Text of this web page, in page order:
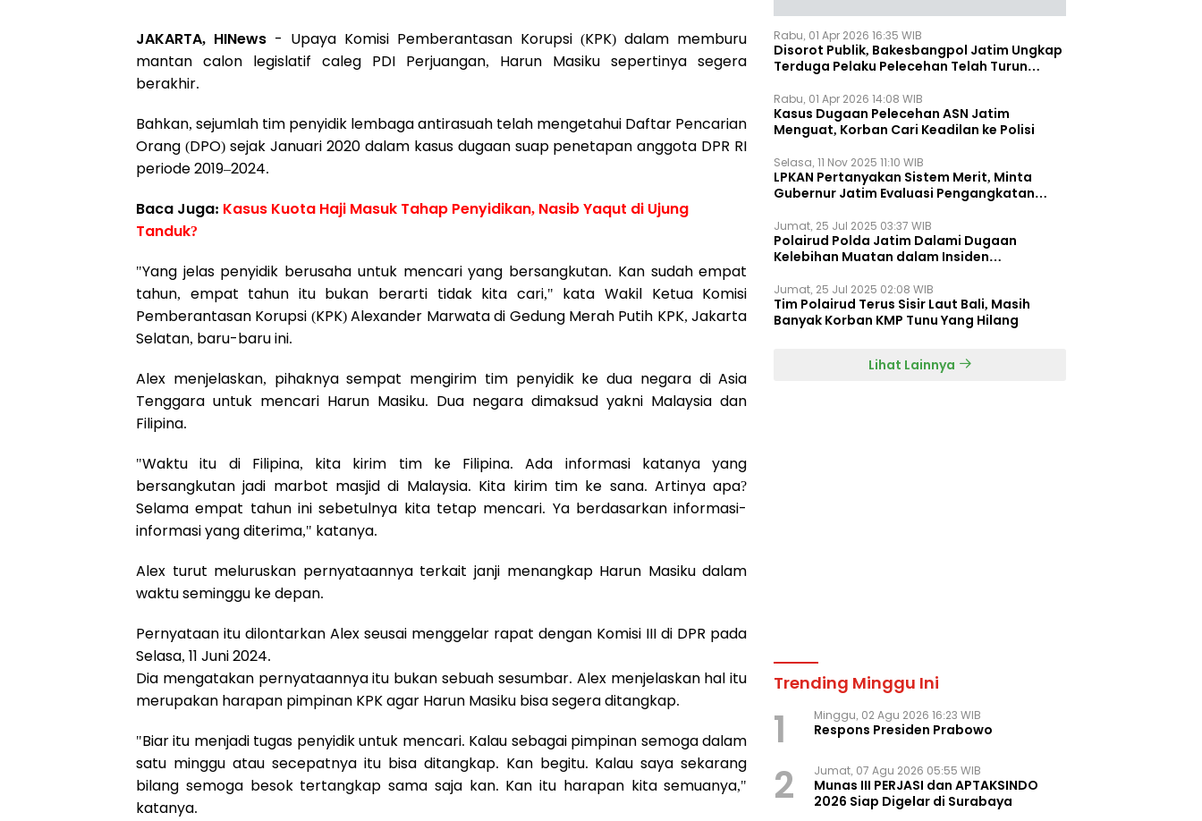
JAKARTA, HINews - Upaya Komisi Pemberantasan Korupsi (KPK) dalam memburu
mantan calon legislatif caleg PDI Perjuangan, Harun Masiku sepertinya segera
berakhir.
Bahkan, sejumlah tim penyidik lembaga antirasuah telah mengetahui Daftar Pencarian
Orang (DPO) sejak Januari 2020 dalam kasus dugaan suap penetapan anggota DPR RI
periode 2019–2024.
Baca Juga: Kasus Kuota Haji Masuk Tahap Penyidikan, Nasib Yaqut di Ujung
Tanduk?
"Yang jelas penyidik berusaha untuk mencari yang bersangkutan. Kan sudah empat
tahun, empat tahun itu bukan berarti tidak kita cari," kata Wakil Ketua Komisi
Pemberantasan Korupsi (KPK) Alexander Marwata di Gedung Merah Putih KPK, Jakarta
Selatan, baru-baru ini.
Alex menjelaskan, pihaknya sempat mengirim tim penyidik ke dua negara di Asia
Tenggara untuk mencari Harun Masiku. Dua negara dimaksud yakni Malaysia dan
Filipina.
"Waktu itu di Filipina, kita kirim tim ke Filipina. Ada informasi katanya yang
bersangkutan jadi marbot masjid di Malaysia. Kita kirim tim ke sana. Artinya apa?
Selama empat tahun ini sebetulnya kita tetap mencari. Ya berdasarkan informasi-
informasi yang diterima," katanya.
Alex turut meluruskan pernyataannya terkait janji menangkap Harun Masiku dalam
waktu seminggu ke depan.
Pernyataan itu dilontarkan Alex seusai menggelar rapat dengan Komisi III di DPR pada
Selasa, 11 Juni 2024.
Dia mengatakan pernyataannya itu bukan sebuah sesumbar. Alex menjelaskan hal itu
merupakan harapan pimpinan KPK agar Harun Masiku bisa segera ditangkap.
"Biar itu menjadi tugas penyidik untuk mencari. Kalau sebagai pimpinan semoga dalam
satu minggu atau secepatnya itu bisa ditangkap. Kan begitu. Kalau saya sekarang
bilang semoga besok tertangkap sama saja kan. Kan itu harapan kita semuanya,"
katanya.
Rabu, 01 Apr 2026 16:35 WIB
Disorot Publik, Bakesbangpol Jatim Ungkap
Terduga Pelaku Pelecehan Telah Turun
Rabu, 01 Apr 2026 14:08 WIB
Kasus Dugaan Pelecehan ASN Jatim
Menguat, Korban Cari Keadilan ke Polisi
Selasa, 11 Nov 2025 11:10 WIB
LPKAN Pertanyakan Sistem Merit, Minta
Gubernur Jatim Evaluasi Pengangkatan
Jumat, 25 Jul 2025 03:37 WIB
Polairud Polda Jatim Dalami Dugaan
Kelebihan Muatan dalam Insiden
Jumat, 25 Jul 2025 02:08 WIB
Tim Polairud Terus Sisir Laut Bali, Masih
Banyak Korban KMP Tunu Yang Hilang
Lihat Lainnya
Trending Minggu Ini
1 Minggu, 02 Agu 2026 16:23 WIB
Respons Presiden Prabowo
2 Jumat, 07 Agu 2026 05:55 WIB
Munas III PERJASI dan APTAKSINDO
2026 Siap Digelar di Surabaya